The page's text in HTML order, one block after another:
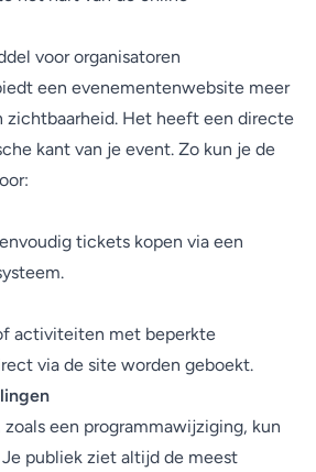
voor organisatoren
een evenementenwebsite meer
zichtbaarheid. Het heeft een directe
kant van je event. Zo kun je de
tickets kopen via een
activiteiten met beperkte
via de site worden geboekt.
een programmawijziging, kun
publiek ziet altijd de meest